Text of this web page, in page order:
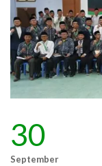
30
September